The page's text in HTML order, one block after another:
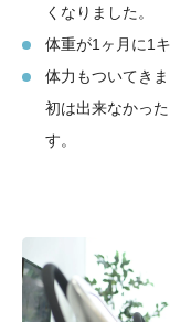
くなりました。
体重が1ヶ月に1
体力もついてき
初は出来なかっ
す。